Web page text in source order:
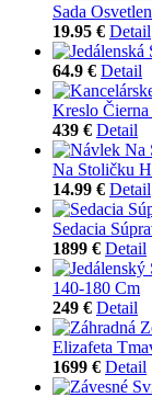
Sada
19.95 € Detail
64.9 € Detail
Kreslo Čierna
439 € Detail
Na Stoličku
14.99 € Detail
Sedacia
1899 € Detail
140-180 Cm
249 € Detail
Elizafeta
1699 € Detail